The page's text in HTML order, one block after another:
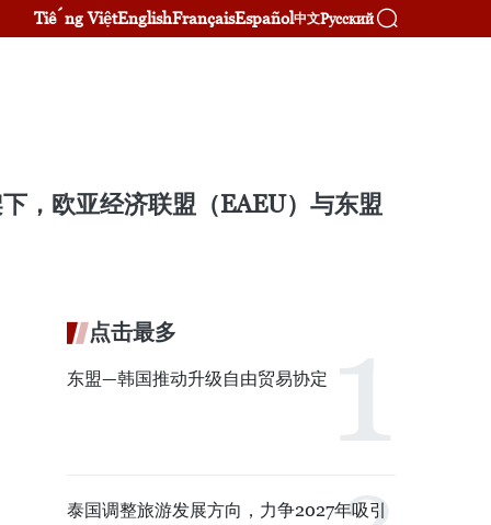
Tiếng ViệtEnglishFrançaisEspañol中文Русский
，欧亚经济联盟（EAEU）与东盟
点击最多
东盟—韩国推动升级自由贸易协定
泰国调整旅游发展方向，力争2027年吸引